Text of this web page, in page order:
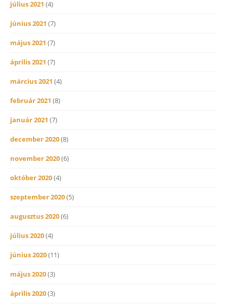
július 2021 (4)
június 2021 (7)
május 2021 (7)
április 2021 (7)
március 2021 (4)
február 2021 (8)
január 2021 (7)
december 2020(8)
november 2020(6)
október 2020(4)
szeptember 2020(5)
augusztus 2020(6)
július 2020(4)
június 2020(11)
május 2020(3)
április 2020(3)